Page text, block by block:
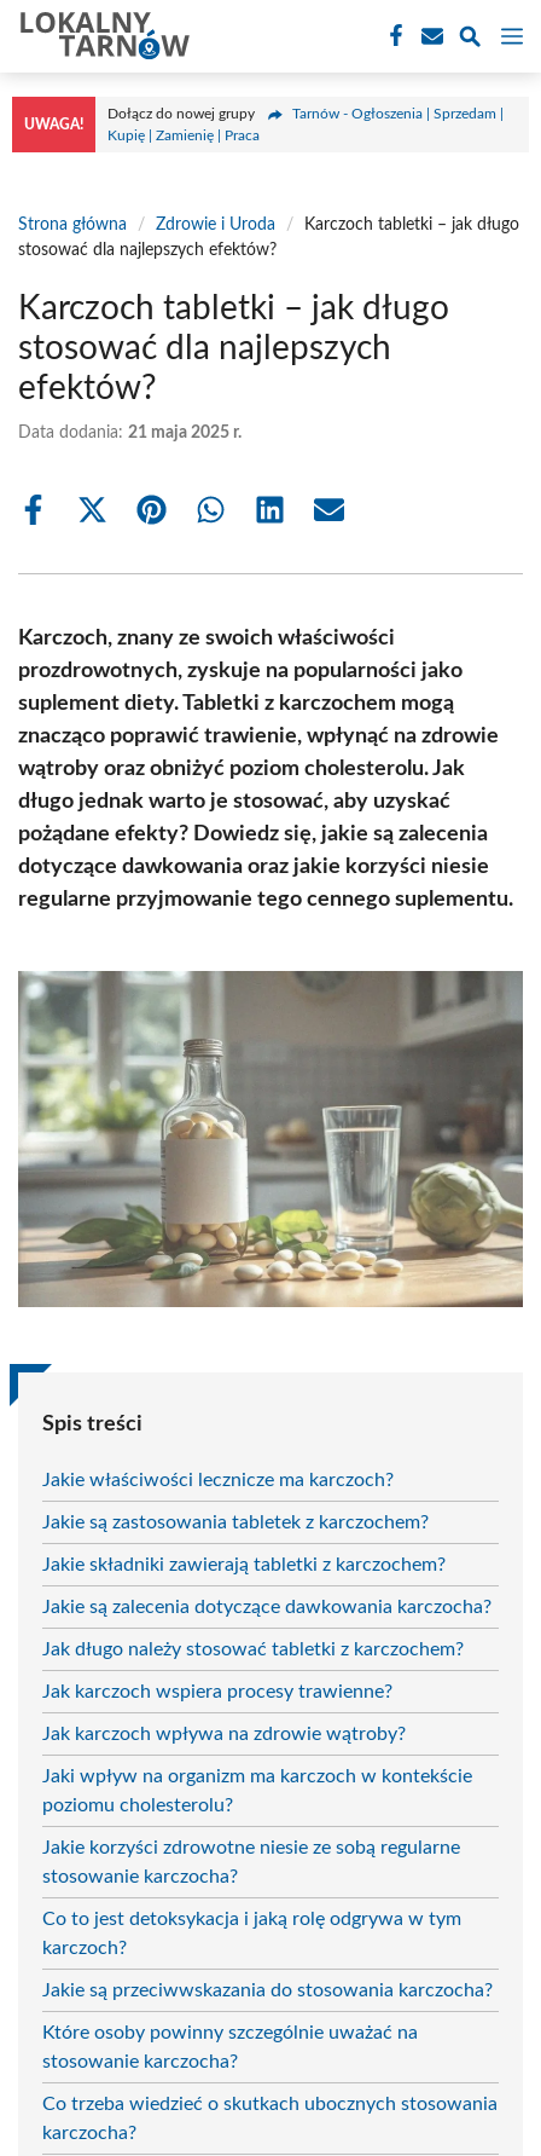
Przejdź
treści
UWAGA!
Dołącz do nowej grupy
Tarnów - Ogłoszenia | Sprzedam |
Kupię | Zamienię | Praca
Strona główna / Zdrowie i Uroda /
Karczoch tabletki – jak długo
stosować dla najlepszych efektów?
Karczoch tabletki – jak długo
stosować dla najlepszych
efektów?
Data dodania: 21 maja 2025 r.
Share
Share
(Twitter)
Share Share Share Share
Karczoch, znany ze swoich właściwości
prozdrowotnych, zyskuje na popularności jako
suplement diety. Tabletki z karczochem mogą
znacząco poprawić trawienie, wpłynąć na zdrowie
wątroby oraz obniżyć poziom cholesterolu. Jak
długo jednak warto je stosować, aby uzyskać
pożądane efekty? Dowiedz się, jakie są zalecenia
dotyczące dawkowania oraz jakie korzyści niesie
regularne przyjmowanie tego cennego suplementu.
Spis treści
Jakie właściwości lecznicze ma karczoch?
Jakie są zastosowania tabletek z karczochem?
Jakie składniki zawierają tabletki z karczochem?
Jakie są zalecenia dotyczące dawkowania karczocha?
Jak długo należy stosować tabletki z karczochem?
Jak karczoch wspiera procesy trawienne?
Jak karczoch wpływa na zdrowie wątroby?
Jaki wpływ na organizm ma karczoch w kontekście
poziomu cholesterolu?
Jakie korzyści zdrowotne niesie ze sobą regularne
stosowanie karczocha?
Co to jest detoksykacja i jaką rolę odgrywa w tym
karczoch?
Jakie są przeciwwskazania do stosowania karczocha?
Które osoby powinny szczególnie uważać na
stosowanie karczocha?
Co trzeba wiedzieć o skutkach ubocznych stosowania
karczocha?